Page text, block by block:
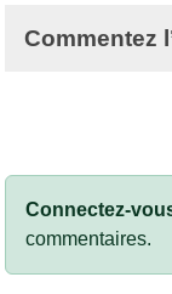
Commentez
Connectez-
commentaires.